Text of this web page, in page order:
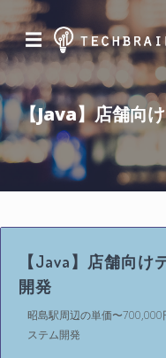
☰
【Java】店舗向
【Java】店舗向
開発
昭島駅周辺の単価〜700,000
ステム開発